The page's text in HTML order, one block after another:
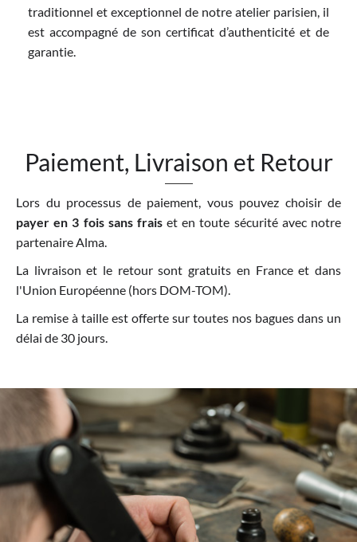
traditionnel et exceptionnel de notre atelier parisien, il
est accompagné de son certificat d’authenticité et de
garantie.
Paiement, Livraison et Retour
Lors du processus de paiement, vous pouvez choisir de
payer en 3 fois sans fraiset en toute sécurité avec notre
partenaire Alma.
La livraison et le retour sont gratuits en France et dans
l'Union Européenne (hors DOM-TOM).
La remise à taille est offerte sur toutes nos bagues dans un
délai de 30 jours.